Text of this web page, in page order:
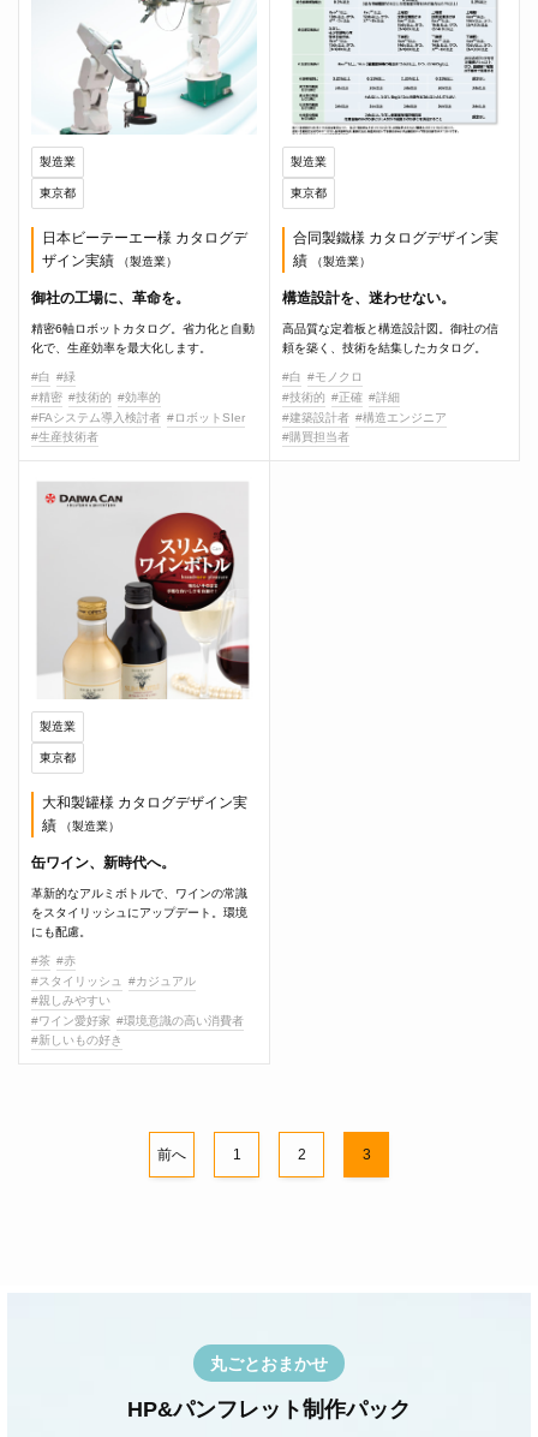
製造業
東京都
日本ビーテーエー様 カタログデ
ザイン実績
（製造業）
御社の工場に、革命を。
精密6軸ロボットカタログ。省力化と自動
化で、生産効率を最大化します。
#白
#緑
#精密 #技術的 #効率的
#FAシステム導入検討者 #ロボットSIer
#生産技術者
製造業
東京都
合同製鐵様 カタログデザイン実
績
（製造業）
構造設計を、迷わせない。
高品質な定着板と構造設計図。御社の信
頼を築く、技術を結集したカタログ。
#白
#モノクロ
#技術的 #正確 #詳細
#建築設計者 #構造エンジニア
#購買担当者
製造業
東京都
大和製罐様 カタログデザイン実
績
（製造業）
缶ワイン、新時代へ。
革新的なアルミボトルで、ワインの常識
をスタイリッシュにアップデート。環境
にも配慮。
#茶 #赤
#スタイリッシュ
#カジュアル
#親しみやすい
#ワイン愛好家 #環境意識の高い消費者
#新しいもの好き
前へ 1 2 3
丸ごとおまかせ
HP&パンフレット制作パック